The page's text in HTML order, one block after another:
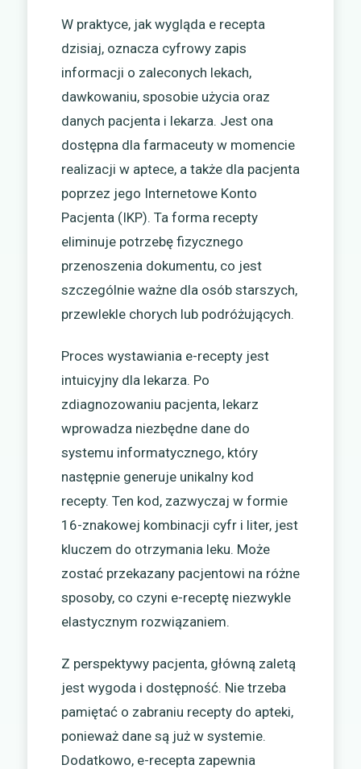
W praktyce, jak wygląda e recepta
dzisiaj, oznacza cyfrowy zapis
informacji o zaleconych lekach,
dawkowaniu, sposobie użycia oraz
danych pacjenta i lekarza. Jest ona
dostępna dla farmaceuty w momencie
realizacji w aptece, a także dla pacjenta
poprzez jego Internetowe Konto
Pacjenta (IKP). Ta forma recepty
eliminuje potrzebę fizycznego
przenoszenia dokumentu, co jest
szczególnie ważne dla osób starszych,
przewlekle chorych lub podróżujących.
Proces wystawiania e-recepty jest
intuicyjny dla lekarza. Po
zdiagnozowaniu pacjenta, lekarz
wprowadza niezbędne dane do
systemu informatycznego, który
następnie generuje unikalny kod
recepty. Ten kod, zazwyczaj w formie
16-znakowej kombinacji cyfr i liter, jest
kluczem do otrzymania leku. Może
zostać przekazany pacjentowi na różne
sposoby, co czyni e-receptę niezwykle
elastycznym rozwiązaniem.
Z perspektywy pacjenta, główną zaletą
jest wygoda i dostępność. Nie trzeba
pamiętać o zabraniu recepty do apteki,
ponieważ dane są już w systemie.
Dodatkowo, e-recepta zapewnia